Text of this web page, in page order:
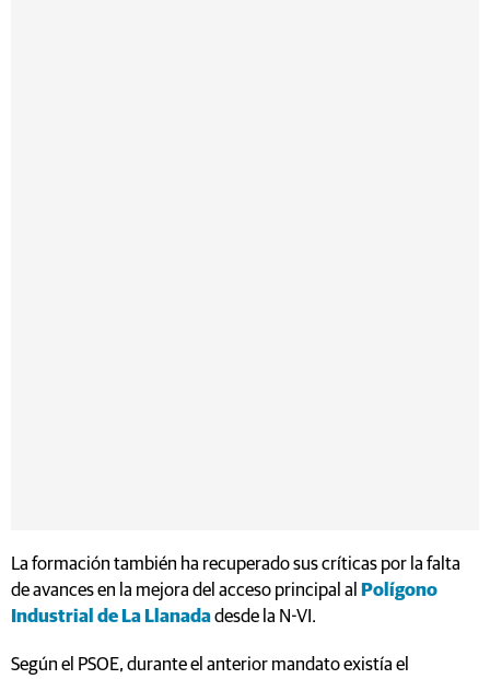
La formación también ha recuperado sus críticas por la falta
de avances en la mejora del acceso principal al
Polígono
Industrial de La Llanadadesde la N-VI.
Según el PSOE, durante el anterior mandato existía el